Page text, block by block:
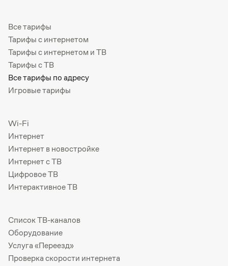
Все тарифы
Тарифы с интернетом
Тарифы с интернетом и ТВ
Тарифы с ТВ
Все тарифы по адресу
Игровые тарифы
Wi-Fi
Интернет
Интернет в новостройке
Интернет с ТВ
Цифровое ТВ
Интерактивное ТВ
Список ТВ-каналов
Оборудование
Услуга «Переезд»
Проверка скорости интернета